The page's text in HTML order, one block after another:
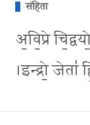
संहिता
अ॒वि॒प्रे
।इन्द्रो॒